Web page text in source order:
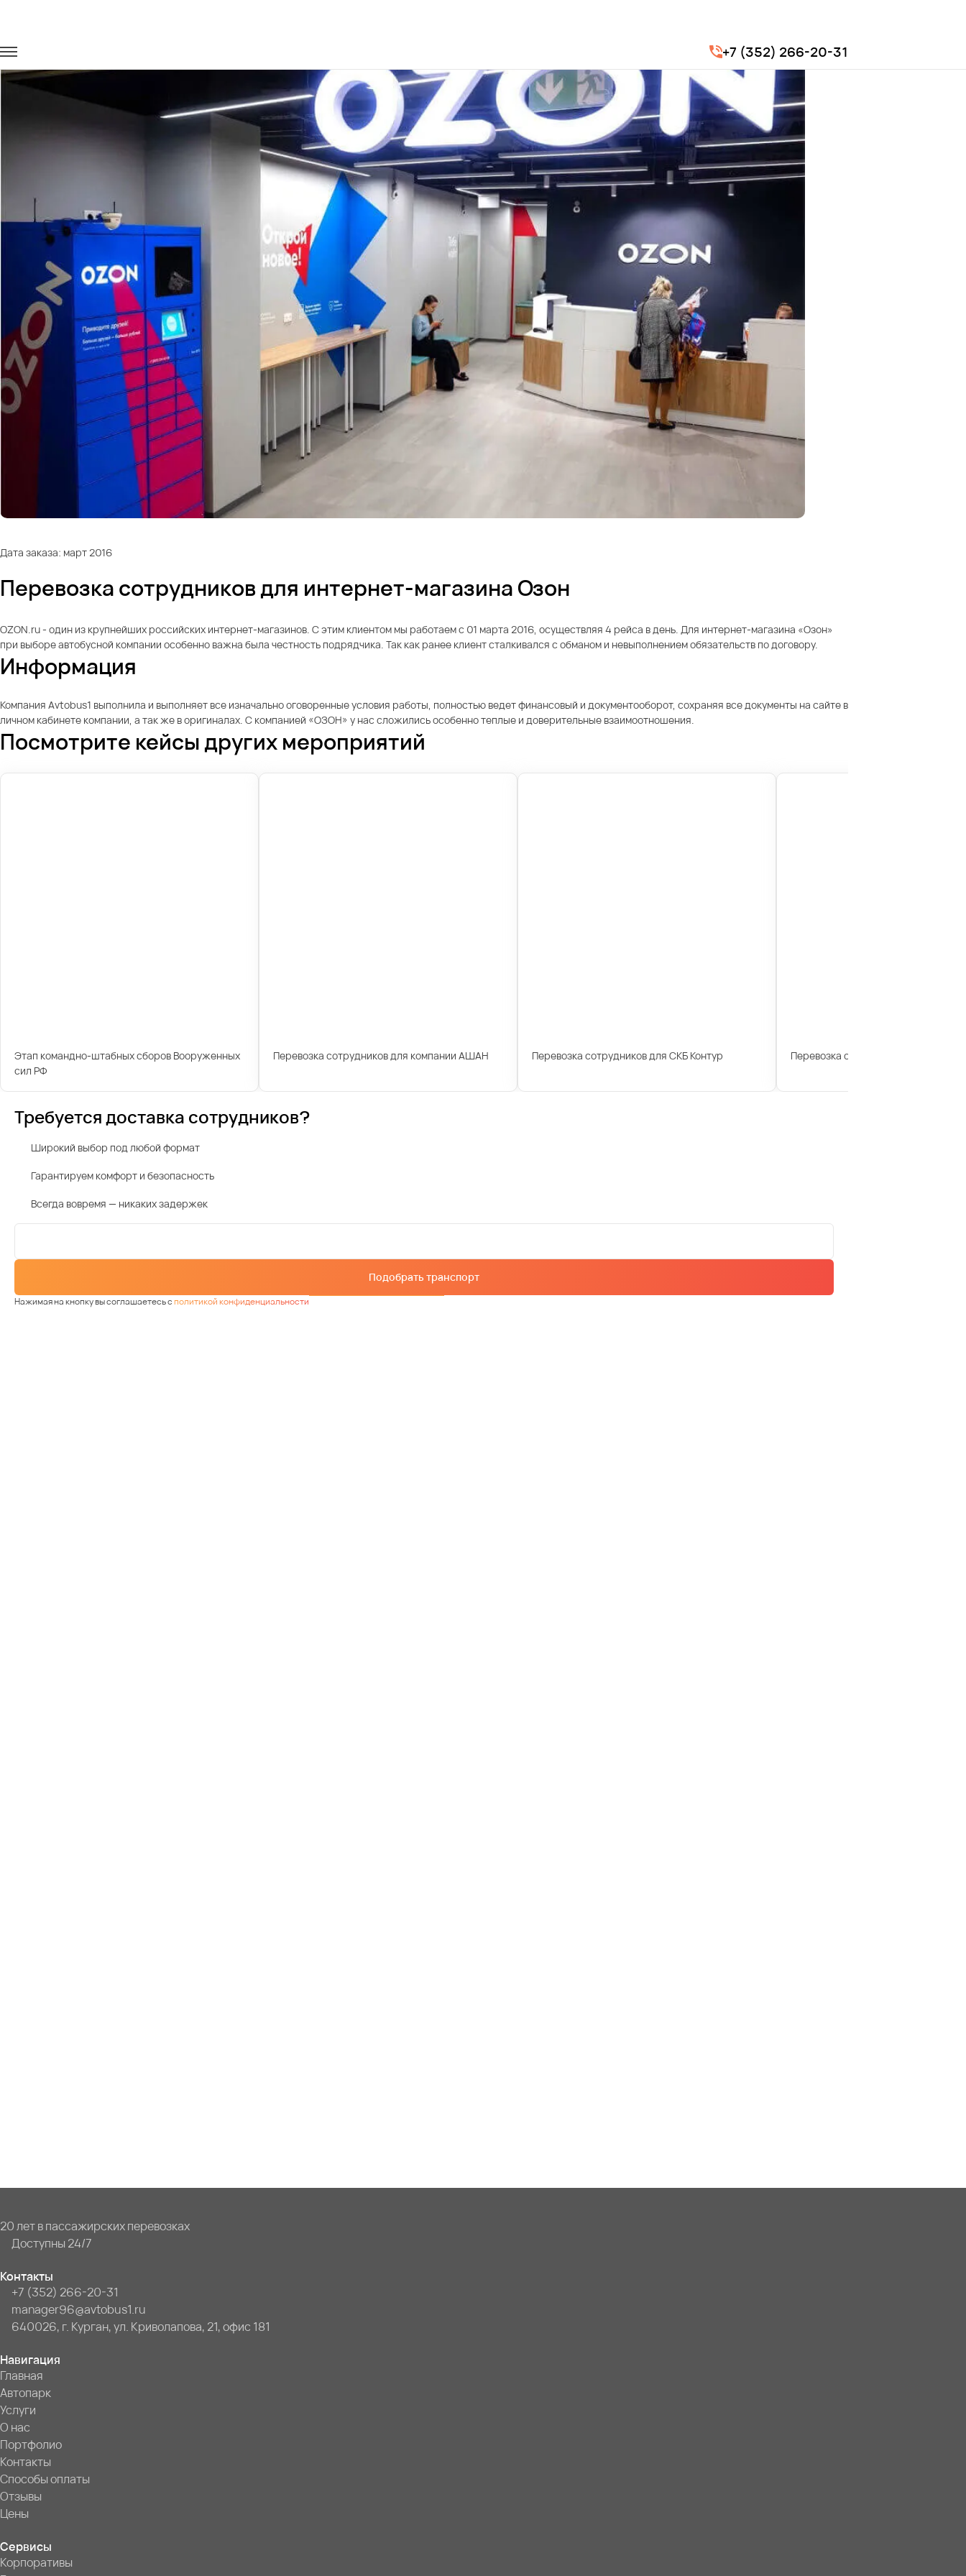
+7 (352) 266-20-31
Дата заказа: март 2016
Перевозка сотрудников для интернет-магазина Озон
OZON.ru - один из крупнейших российских интернет-магазинов. С этим клиентом мы работаем с 01 марта 2016, осуществляя 4 рейса в день. Для интернет-магазина «Озон»
при выборе автобусной компании особенно важна была честность подрядчика. Так как ранее клиент сталкивался с обманом и невыполнением обязательств по договору.
Информация
Компания Avtobus1 выполнила и выполняет все изначально оговоренные условия работы, полностью ведет финансовый и документооборот, сохраняя все документы на сайте в
личном кабинете компании, а так же в оригиналах. С компанией «ОЗОН» у нас сложились особенно теплые и доверительные взаимоотношения.
Посмотрите кейсы других мероприятий
Этап командно-штабных сборов Вооруженных
сил РФ
Перевозка сотрудников для компании АШАН Перевозка сотрудников для СКБ Контур Перевозка сотрудников для
Требуется доставка сотрудников?
Широкий выбор под любой формат
Гарантируем комфорт и безопасность
Всегда вовремя — никаких задержек
Подобрать транспорт
Нажимая на кнопку вы соглашаетесь сполитикой конфиденциальности
20 лет в пассажирских перевозках
Доступны 24/7
Контакты
+7 (352) 266-20-31
manager96@avtobus1.ru
640026, г. Курган, ул. Криволапова, 21, офис 181
Навигация
Главная
Автопарк
Услуги
О нас
Портфолио
Контакты
Способы оплаты
Отзывы
Цены
Сервисы
Корпоративы